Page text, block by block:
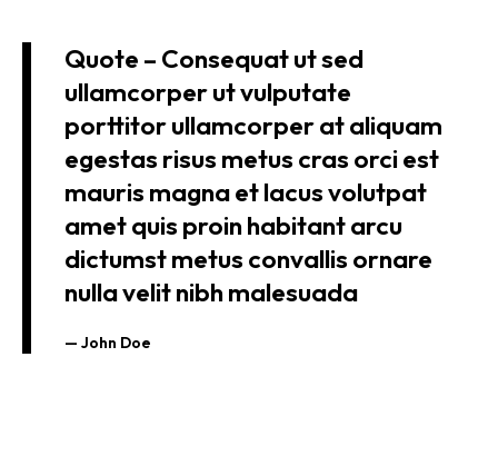
Quote – Consequat ut sed
ullamcorper ut vulputate
porttitor ullamcorper at aliquam
egestas risus metus cras orci est
mauris magna et lacus volutpat
amet quis proin habitant arcu
dictumst metus convallis ornare
nulla velit nibh malesuada
John Doe